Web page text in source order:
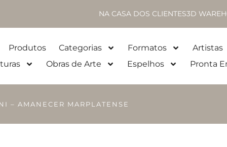
NA CASA DOS CLIENTES3D
Produtos Categorias Formatos Artistas
Obras de Arte Espelhos Pronta
– AMANECER MARPLATENSE